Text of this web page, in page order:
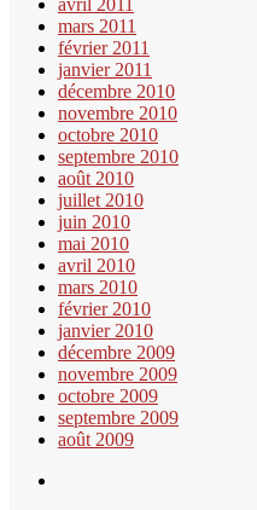
avril 2011
mars 2011
février 2011
janvier 2011
décembre 2010
novembre 2010
octobre 2010
septembre 2010
août 2010
juillet 2010
juin 2010
mai 2010
avril 2010
mars 2010
février 2010
janvier 2010
décembre 2009
novembre 2009
octobre 2009
septembre 2009
août 2009